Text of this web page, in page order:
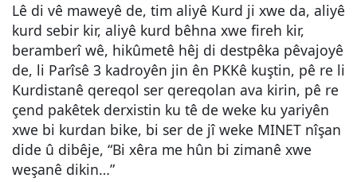
Lê di vê maweyê de, tim aliyê Kurd ji xwe da, aliyê
kurd sebir kir, aliyê kurd bêhna xwe fireh kir,
beramberî wê, hikûmetê hêj di destpêka pêvajoyê
de, li Parîsê 3 kadroyên jin ên PKKê kuştin, pê re li
Kurdistanê qereqol ser qereqolan ava kirin, pê re
çend pakêtek derxistin ku tê de weke ku yariyên
xwe bi kurdan bike, bi ser de jî weke MINET nîşan
dide û dibêje, “Bi xêra me hûn bi zimanê xwe
weşanê dikin…”